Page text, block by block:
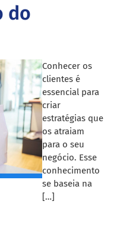
do
Conhecer os
clientes é
essencial para
criar
estratégias que
os atraiam
para o seu
negócio. Esse
conhecimento
se baseia na
[…]